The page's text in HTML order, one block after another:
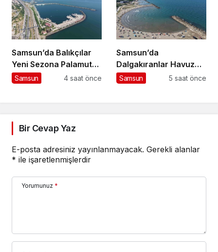
Samsun’da Balıkçılar
Yeni Sezona Palamut
Umuduyla Hazır
Samsun 4 saat önce
Samsun’da
Dalgakıranlar Havuz
Keyfi Sunuyor
Samsun 5 saat önce
Bir Cevap Yaz
E-posta adresiniz yayınlanmayacak. Gerekli alanlar
* ile işaretlenmişlerdir
Yorumunuz *